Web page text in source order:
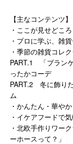
【主なコンテンツ】
・ここが見せどこ
・プロに学ぶ、雑
・季節の雑貨コレ
PART.1 「ブラン
ったかコーデ
PART.2 冬に飾り
ム
・かんたん・華や
・イケアフードで
・北欧手作りワー
ーホースって？」